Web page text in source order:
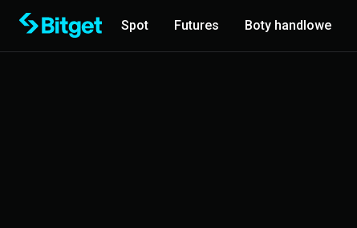
Spot Futures Boty handlowe